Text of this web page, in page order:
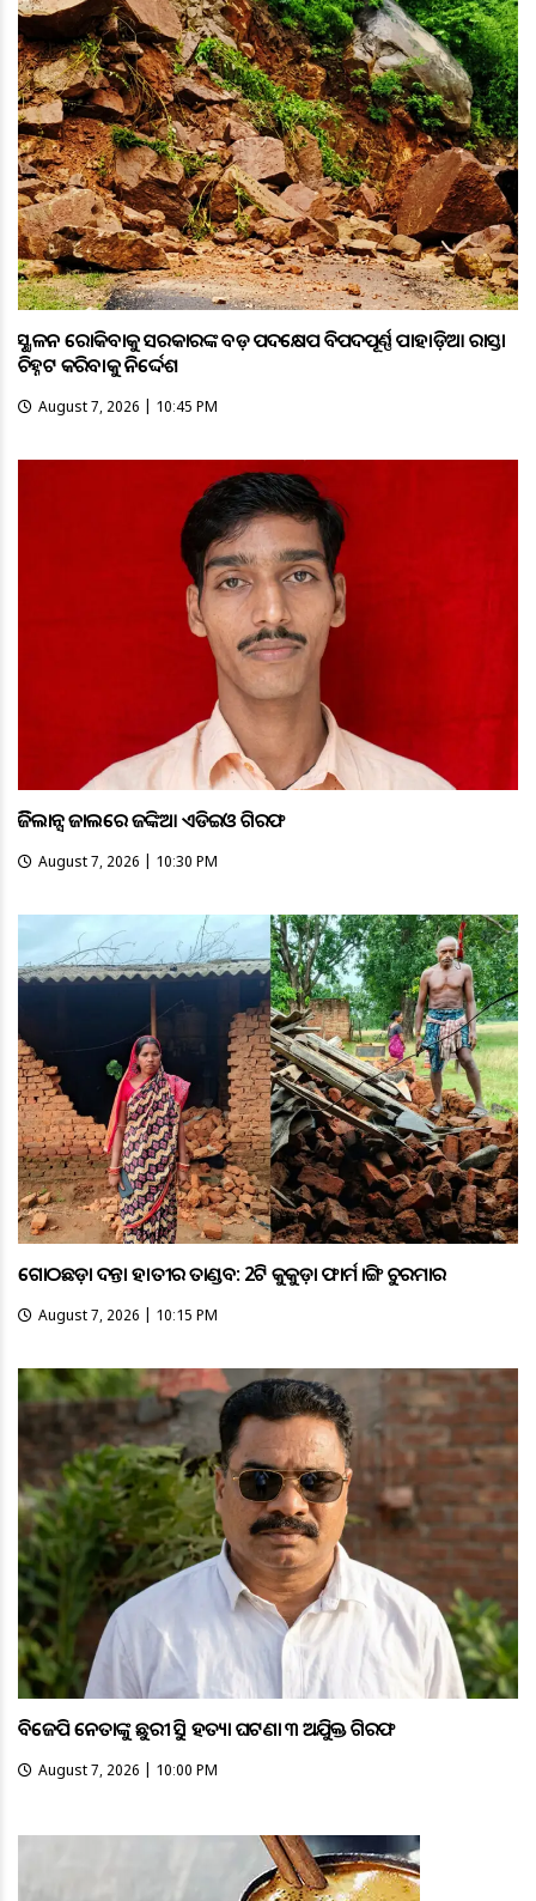
ଭୂସ୍ଖଳନ ରୋକିବାକୁ ସରକାରଙ୍କ ବଡ଼ ପଦକ୍ଷେପ ବିପଦପୂର୍ଣ୍ଣ ପାହାଡ଼ିଆ ରାସ୍ତା
ଚିହ୍ନଟ କରିବାକୁ ନିର୍ଦ୍ଦେଶ
August 7, 2026 | 10:45 PM
ଭିଜିଲାନ୍ସ ଜାଲରେ ଜଙ୍କିଆ ଏଡିଇଓ ଗିରଫ
August 7, 2026 | 10:30 PM
ଗୋଠଛଡ଼ା ଦନ୍ତା ହାତୀର ତାଣ୍ଡବ: 2ଟି କୁକୁଡ଼ା ଫାର୍ମ ଭାଙ୍ଗି ଚୁରମାର
August 7, 2026 | 10:15 PM
ବିଜେପି ନେତାଙ୍କୁ ଛୁରୀ ଭୁସି ହତ୍ୟା ଘଟଣା ୩ ଅଭିଯୁକ୍ତ ଗିରଫ
August 7, 2026 | 10:00 PM